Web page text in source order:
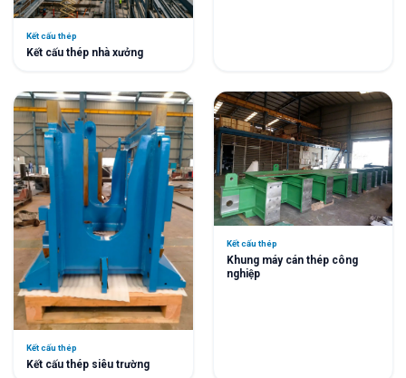
Kết cấu thép
Kết cấu thép nhà xưởng
Kết cấu thép
Kết cấu thép siêu trường
Kết cấu thép
Khung máy cán thép công
nghiệp